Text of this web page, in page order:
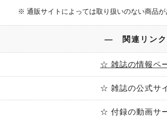
※ 通販サイトによっては取り扱いのない商品が
― 関連リン
☆ 雑誌の情報ペ
☆ 雑誌の公式サ
☆ 付録の動画サ